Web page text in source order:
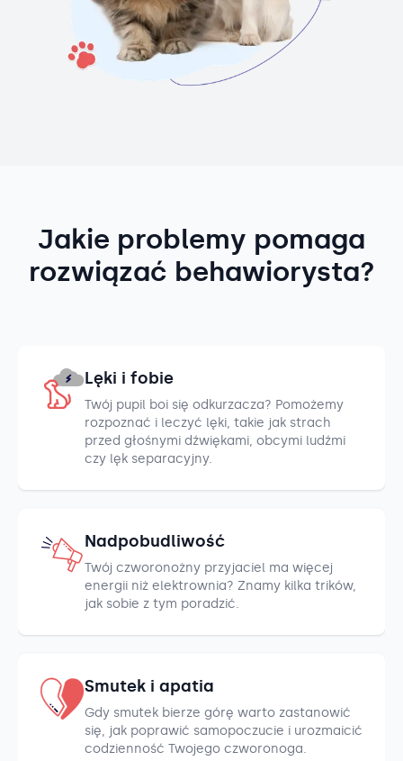
Jakie problemy pomaga
rozwiązać behawiorysta?
Lęki i fobie
Twój pupil boi się odkurzacza? Pomożemy
rozpoznać i leczyć lęki, takie jak strach
przed głośnymi dźwiękami, obcymi ludźmi
czy lęk separacyjny.
Nadpobudliwość
Twój czworonożny przyjaciel ma więcej
energii niż elektrownia? Znamy kilka trików,
jak sobie z tym poradzić.
Smutek i apatia
Gdy smutek bierze górę warto zastanowić
się, jak poprawić samopoczucie i urozmaicić
codzienność Twojego czworonoga.